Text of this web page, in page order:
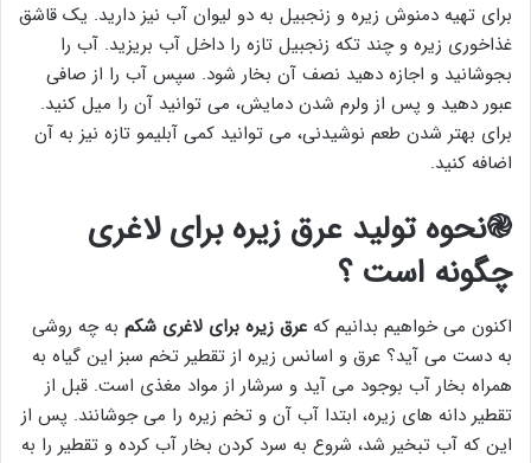
برای تهیه دمنوش زیره و زنجبیل به دو لیوان آب نیز دارید. یک قاشق
غذاخوری زیره و چند تکه زنجبیل تازه را داخل آب بریزید. آب را
بجوشانید و اجازه دهید نصف آن بخار شود. سپس آب را از صافی
عبور دهید و پس از ولرم شدن دمایش، می توانید آن را میل کنید.
برای بهتر شدن طعم نوشیدنی، می توانید کمی آبلیمو تازه نیز به آن
اضافه کنید.
֎نحوه تولید عرق زیره برای لاغری
چگونه است ؟
اکنون می خواهیم بدانیم که عرق زیره برای لاغری شکم به چه روشی
به دست می آید؟ عرق و اسانس زیره از تقطیر تخم سبز این گیاه به
همراه بخار آب بوجود می آید و سرشار از مواد مغذی است. قبل از
تقطیر دانه های زیره، ابتدا آب آن و تخم زیره را می جوشانند. پس از
این که آب تبخیر شد، شروع به سرد کردن بخار آب کرده و تقطیر را به